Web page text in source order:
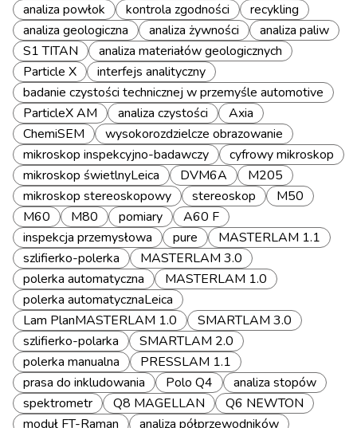
analiza powłok
kontrola zgodności
recykling
analiza geologiczna
analiza żywności
analiza paliw
S1 TITAN
analiza materiałów geologicznych
Particle X
interfejs analityczny
badanie czystości technicznej w przemyśle automotive
ParticleX AM
analiza czystości
Axia
ChemiSEM
wysokorozdzielcze obrazowanie
mikroskop inspekcyjno-badawczy
cyfrowy mikroskop
mikroskop świetlnyLeica
DVM6A
M205
mikroskop stereoskopowy
stereoskop
M50
M60
M80 pomiary
A60 F
inspekcja przemysłowa
pure
MASTERLAM 1.1
szlifierko-polerka
MASTERLAM 3.0
polerka automatyczna
MASTERLAM 1.0
polerka automatycznaLeica
Lam PlanMASTERLAM 1.0
SMARTLAM 3.0
szlifierko-polarka
SMARTLAM 2.0
polerka manualna
PRESSLAM 1.1
prasa do inkludowania
Polo Q4
analiza stopów
spektrometr
Q8 MAGELLAN
Q6 NEWTON
moduł FT-Raman
analiza półprzewodników